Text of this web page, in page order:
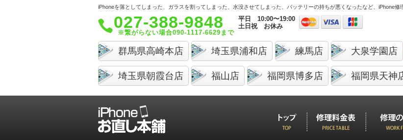
iPhoneを落としてしまった、ガラスを割ってしまった、水没させてしまった、バッテリーの持ちが悪くなったなど、 iPhone修
027-388-9848
※繋がらない場合090-1117-6629まで
平日 10:00〜19:00
土日祝 お休み
群馬県高崎本店 埼玉県浦和店 練馬店 大泉学園店
埼玉県朝霞台店 福山店 福岡県博多店 福岡県天神